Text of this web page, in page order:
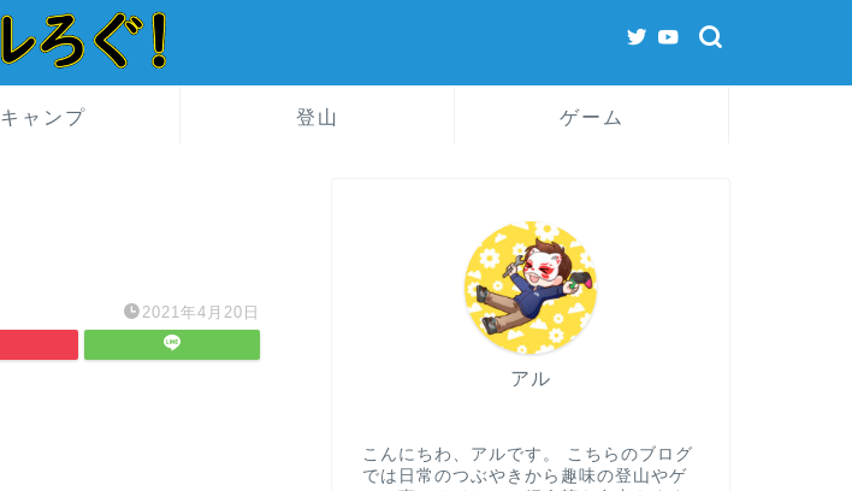
キャンプ 登山 ゲーム
2021年4月20日
アル
こんにちわ、アルです。 こちらのブログ
では日常のつぶやきから趣味の登山やゲ